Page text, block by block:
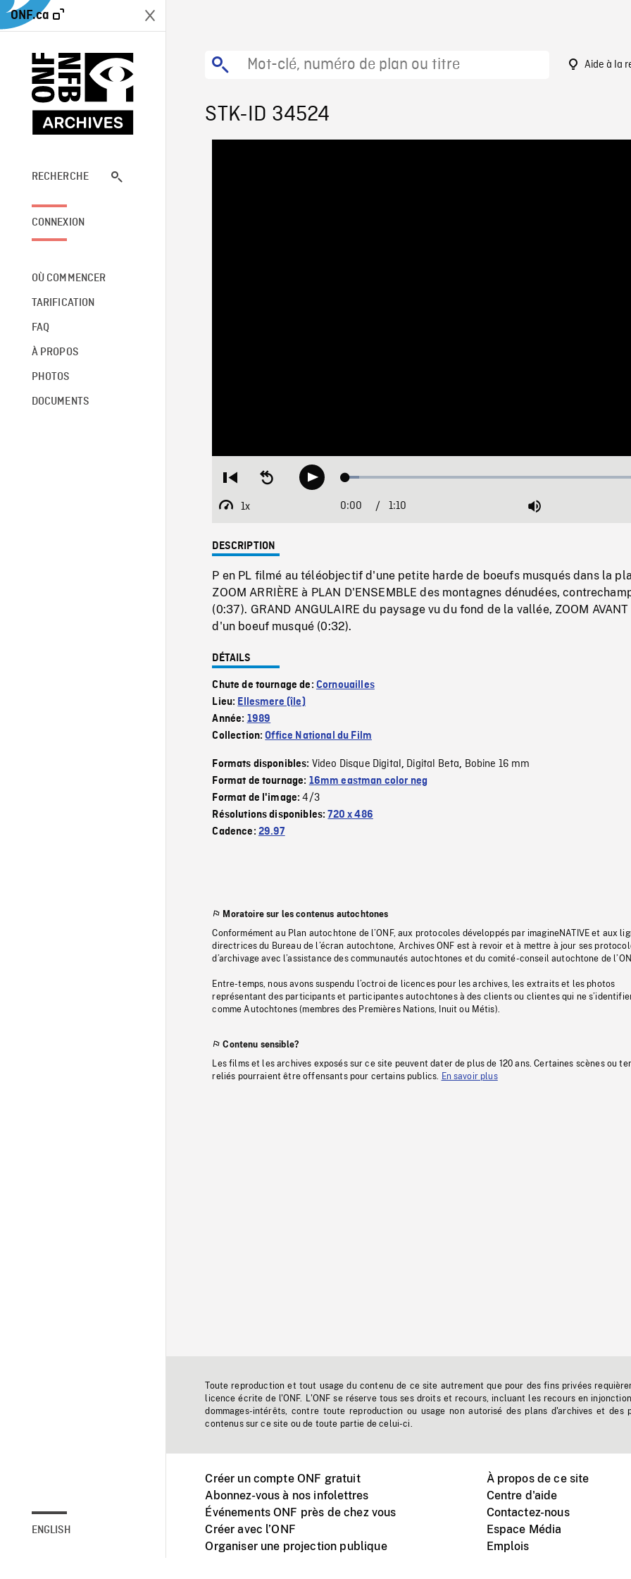
ONF.ca
RECHERCHE
CONNEXION
OÙ COMMENCER
TARIFICATION
FAQ
À PROPOS
PHOTOS
DOCUMENTS
ENGLISH
Aide à la
STK-ID 34524
Restart
beginning
Seek
backwardPlay Loaded:
1x
Playback
Current
0:00 / 1:10 Mute
DESCRIPTION
P en PL filmé au téléobjectif d'une petite harde de boeufs musqués dans la
ZOOM ARRIÈRE à PLAN D'ENSEMBLE des montagnes dénudées,
(0:37). GRAND ANGULAIRE du paysage vu du fond de la vallée, ZOOM AVANT
d'un boeuf musqué (0:32).
DÉTAILS
Chute de tournage de: Cornouailles
Lieu: Ellesmere (île)
Année: 1989
Collection:Office National du Film
Formats disponibles: Video Disque Digital, Digital Beta, Bobine 16 mm
Format de tournage: 16mm eastman color neg
Format de l'image:4/3
Résolutions disponibles:720 x 486
Cadence: 29.97
Moratoire sur les contenus autochtones
Conformément au Plan autochtone de l’ONF, aux protocoles développés par imagineNATIVE et aux
directrices du Bureau de l’écran autochtone, Archives ONF est à revoir et à mettre à jour ses
d’archivage avec l’assistance des communautés autochtones et du comité-conseil autochtone de
Entre-temps, nous avons suspendu l’octroi de licences pour les archives, les extraits et les photos
représentant des participants et participantes autochtones à des clients ou clientes qui ne
comme Autochtones (membres des Premières Nations, Inuit ou Métis).
Contenu sensible?
Les films et les archives exposés sur ce site peuvent dater de plus de 120 ans. Certaines scènes ou
reliés pourraient être offensants pour certains publics.
En savoir plus
Toute reproduction et tout usage du contenu de ce site autrement que pour des fins privées
licence écrite de l'ONF. L'ONF se réserve tous ses droits et recours, incluant les recours en
dommages-intérêts, contre toute reproduction ou usage non autorisé des plans d'archives et des
contenus sur ce site ou de toute partie de celui-ci.
Créer un compte ONF gratuit
Abonnez-vous à nos infolettres
Événements ONF près de chez vous
Créer avec l’ONF
Organiser une projection publique
À propos de ce site
Centre d'aide
Contactez-nous
Espace Média
Emplois